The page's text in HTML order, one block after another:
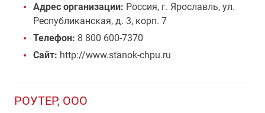
Адрес организации: Россия, г. Ярославль, ул.
Республиканская, д. 3, корп. 7
Телефон: 8 800 600-7370
Сайт: http://www.stanok-chpu.ru
РОУТЕР, ООО